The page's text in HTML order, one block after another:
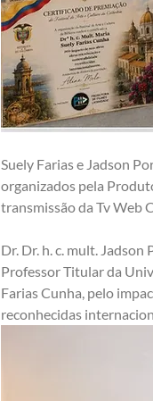
Suely Farias e Jadson
organizados pela
transmissão da Tv Web
Dr. Dr. h. c. mult.
Professor Titular da
Farias Cunha, pelo
reconhecidas